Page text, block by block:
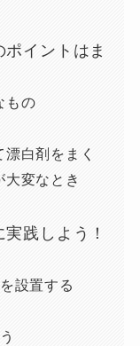
イントはま
もの
白剤をまく
大変なとき
践しよう！
設置する